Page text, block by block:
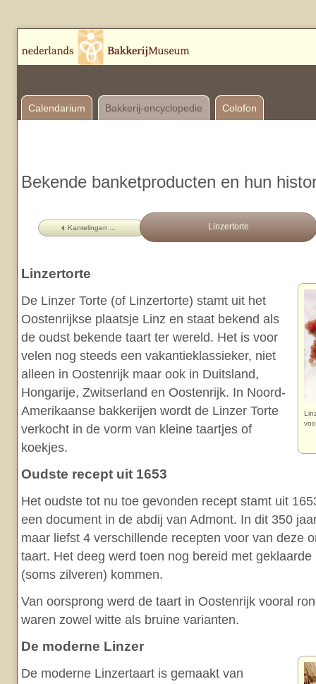
Calendarium Bakkerij-encyclopedie Colofon
Bekende banketproducten en hun
Kantelingen ... Linzertorte
Linzertorte
De Linzer Torte (of Linzertorte) stamt uit het
Oostenrijkse plaatsje Linz en staat bekend als
de oudst bekende taart ter wereld. Het is voor
velen nog steeds een vakantieklassieker, niet
alleen in Oostenrijk maar ook in Duitsland,
Hongarije, Zwitserland en Oostenrijk. In Noord-
Amerikaanse bakkerijen wordt de Linzer Torte
verkocht in de vorm van kleine taartjes of
koekjes.
Oudste recept uit 1653
Het oudste tot nu toe gevonden recept stamt uit
een document in de abdij van Admont. In dit 350
maar liefst 4 verschillende recepten voor van deze
taart. Het deeg werd toen nog bereid met
(soms zilveren) kommen.
Van oorsprong werd de taart in Oostenrijk vooral
waren zowel witte als bruine varianten.
De moderne Linzer
De moderne Linzertaart is gemaakt van